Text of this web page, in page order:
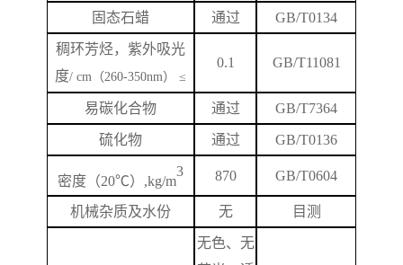
固态石蜡 通过 GB/T0134
稠环芳烃，紫外吸光
度/ cm（260-350nm） ≤
0.1 GB/T11081
易碳化合物 通过 GB/T7364
硫化物 通过 GB/T0136
密度（20℃）,kg/m
3 870 GB/T0604
机械杂质及水份 无 目测
无色、无